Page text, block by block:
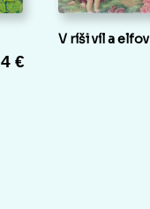
4 €
V ríši víl a elfov